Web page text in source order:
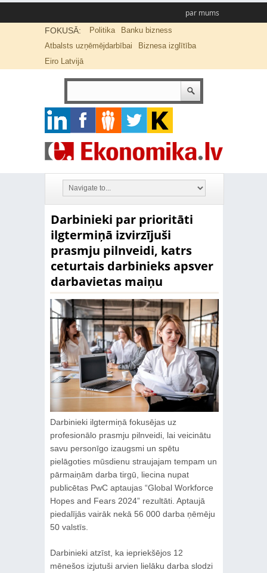
par mums
FOKUSĀ: Politika
Banku bizness
Atbalsts uzņēmējdarbībai
Biznesa izglītība
Eiro Latvijā
Darbinieki par prioritāti
ilgtermiņā izvirzījuši
prasmju pilnveidi, katrs
ceturtais darbinieks apsver
darbavietas maiņu
Darbinieki ilgtermiņā fokusējas uz
profesionālo prasmju pilnveidi, lai veicinātu
savu personīgo izaugsmi un spētu
pielāgoties mūsdienu straujajam tempam un
pārmaiņām darba tirgū, liecina nupat
publicētas PwC aptaujas “Global Workforce
Hopes and Fears 2024” rezultāti. Aptaujā
piedalījās vairāk nekā 56 000 darba ņēmēju
50 valstīs.
Darbinieki atzīst, ka iepriekšējos 12
mēnešos izjutuši arvien lielāku darba slodzi